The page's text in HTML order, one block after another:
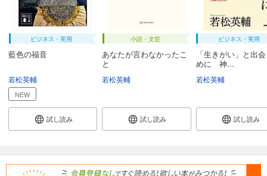
ビジネス・実用
藍色の福音
若松英輔
NEW
試し読み
小説・文芸
あなたが言わなかったこ
と
若松英輔
試し読み
ビジネス・実用
「生きがい」と出
めに 神...
若松英輔
試し読み